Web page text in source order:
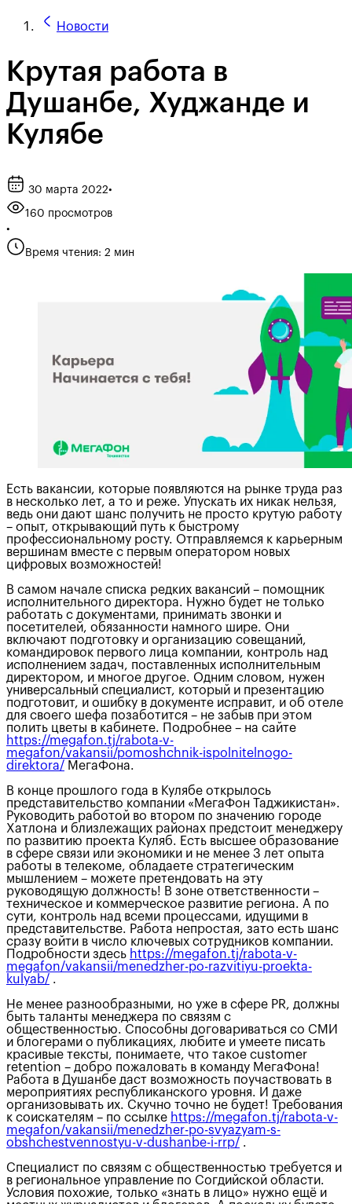
Новости
Крутая работа в
Душанбе, Худжанде и
Кулябе
30 марта 2022•
160 просмотров
•
Время чтения: 2 мин
Есть вакансии, которые появляются на рынке труда раз
в несколько лет, а то и реже. Упускать их никак нельзя,
ведь они дают шанс получить не просто крутую работу
– опыт, открывающий путь к быстрому
профессиональному росту. Отправляемся к карьерным
вершинам вместе с первым оператором новых
цифровых возможностей!
В самом начале списка редких вакансий – помощник
исполнительного директора. Нужно будет не только
работать с документами, принимать звонки и
посетителей, обязанности намного шире. Они
включают подготовку и организацию совещаний,
командировок первого лица компании, контроль над
исполнением задач, поставленных исполнительным
директором, и многое другое. Одним словом, нужен
универсальный специалист, который и презентацию
подготовит, и ошибку в документе исправит, и об отеле
для своего шефа позаботится – не забыв при этом
полить цветы в кабинете. Подробнее – на сайте
https://megafon.tj/rabota-v-
megafon/vakansii/pomoshchnik-ispolnitelnogo-
direktora/ МегаФона.
В конце прошлого года в Кулябе открылось
представительство компании «МегаФон Таджикистан».
Руководить работой во втором по значению городе
Хатлона и близлежащих районах предстоит менеджеру
по развитию проекта Куляб. Есть высшее образование
в сфере связи или экономики и не менее 3 лет опыта
работы в телекоме, обладаете стратегическим
мышлением – можете претендовать на эту
руководящую должность! В зоне ответственности –
техническое и коммерческое развитие региона. А по
сути, контроль над всеми процессами, идущими в
представительстве. Работа непростая, зато есть шанс
сразу войти в число ключевых сотрудников компании.
Подробности здесь https://megafon.tj/rabota-v-
megafon/vakansii/menedzher-po-razvitiyu-proekta-
kulyab/ .
Не менее разнообразными, но уже в сфере PR, должны
быть таланты менеджера по связям с
общественностью. Способны договариваться со СМИ
и блогерами о публикациях, любите и умеете писать
красивые тексты, понимаете, что такое customer
retention – добро пожаловать в команду МегаФона!
Работа в Душанбе даст возможность поучаствовать в
мероприятиях республиканского уровня. И даже
организовывать их. Скучно точно не будет! Требования
к соискателям – по ссылке https://megafon.tj/rabota-v-
megafon/vakansii/menedzher-po-svyazyam-s-
obshchestvennostyu-v-dushanbe-i-rrp/ .
Специалист по связям с общественностью требуется и
в региональное управление по Согдийской области.
Условия похожие, только «знать в лицо» нужно ещё и